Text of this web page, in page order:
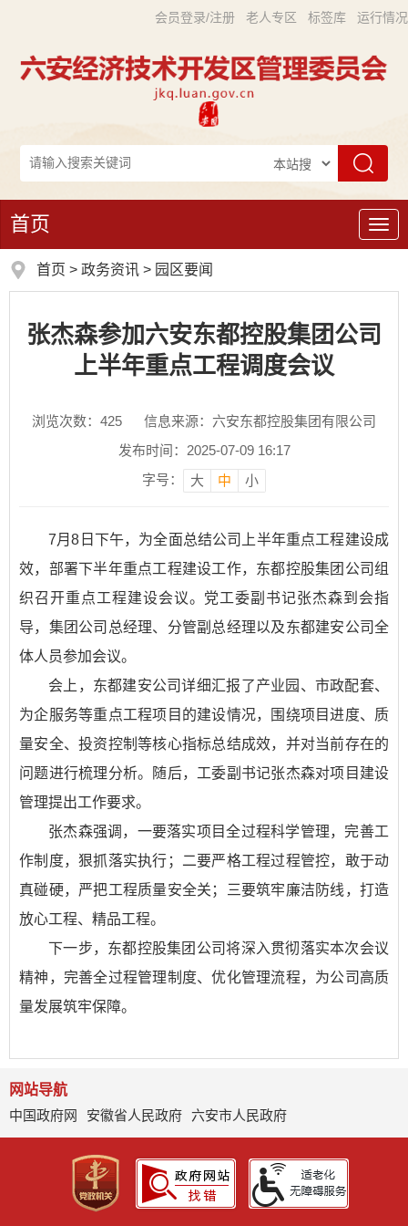
会员登录/注册 老人专区 标签库 运行情况
导
航
首页
首页 > 政务资讯 > 园区要闻
张杰森参加六安东都控股集团公司
上半年重点工程调度会议
浏览次数： 425
信息来源：六安东都控股集团有限公司
发布时间：2025-07-09 16:17
字号：
大 中 小
7月8日下午，为全面总结公司上半年重点工程建设成
效，部署下半年重点工程建设工作，东都控股集团公司组
织召开重点工程建设会议。党工委副书记张杰森到会指
导，集团公司总经理、分管副总经理以及东都建安公司全
体人员参加会议。
会上，东都建安公司详细汇报了产业园、市政配套、
为企服务等重点工程项目的建设情况，围绕项目进度、质
量安全、投资控制等核心指标总结成效，并对当前存在的
问题进行梳理分析。随后，工委副书记张杰森对项目建设
管理提出工作要求。
张杰森强调，一要落实项目全过程科学管理，完善工
作制度，狠抓落实执行；二要严格工程过程管控，敢于动
真碰硬，严把工程质量安全关；三要筑牢廉洁防线，打造
放心工程、精品工程。
下一步，东都控股集团公司将深入贯彻落实本次会议
精神，完善全过程管理制度、优化管理流程，为公司高质
量发展筑牢保障。
网站导航
中国政府网
安徽省人民政府 六安市人民政府